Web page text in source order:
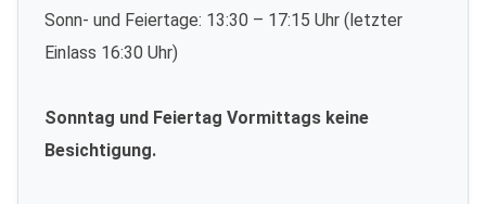
Sonn- und Feiertage: 13:30 – 17:15 Uhr (letzter
Einlass 16:30 Uhr)
Sonntag und Feiertag Vormittags keine
Besichtigung.